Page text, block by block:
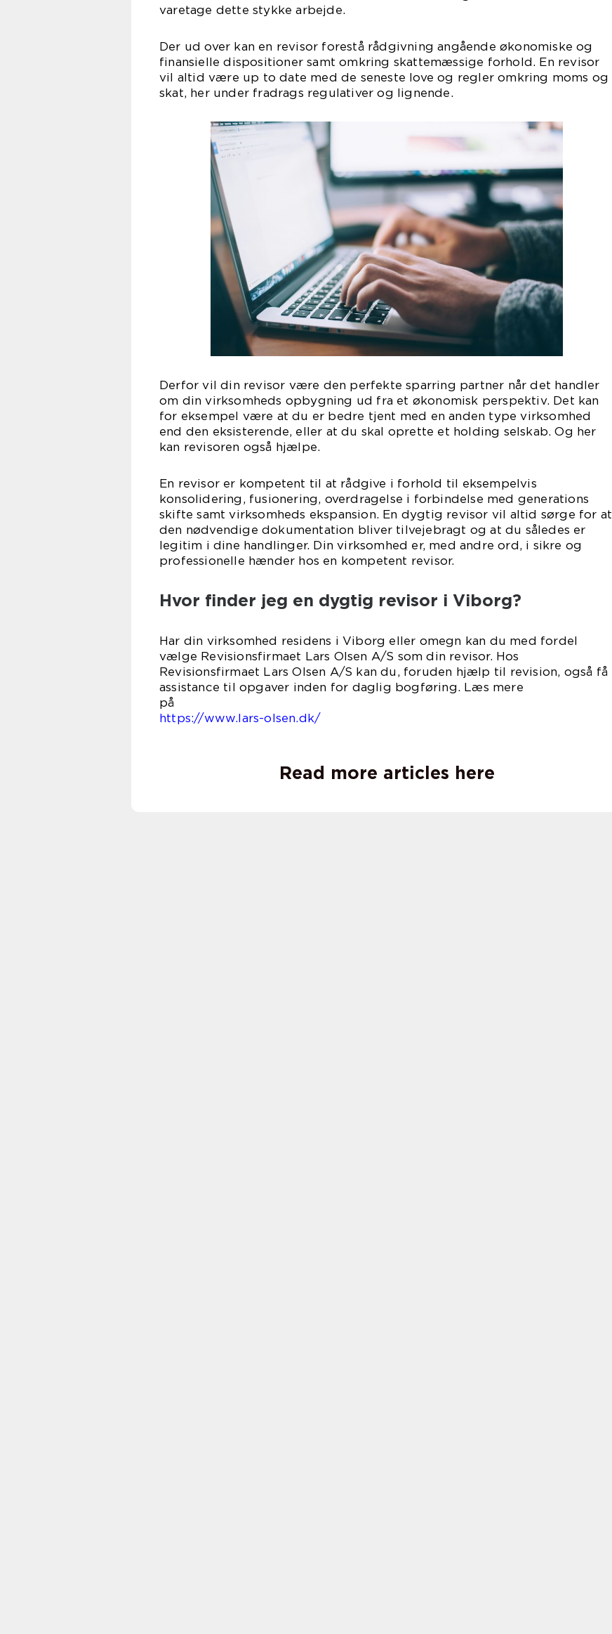
varetage dette stykke arbejde.
Der ud over kan en revisor forestå rådgivning angående økonomiske og
finansielle dispositioner samt omkring skattemæssige forhold. En revisor
vil altid være up to date med de seneste love og regler omkring moms og
skat, her under fradrags regulativer og lignende.
Derfor vil din revisor være den perfekte sparring partner når det handler
om din virksomheds opbygning ud fra et økonomisk perspektiv. Det kan
for eksempel være at du er bedre tjent med en anden type virksomhed
end den eksisterende, eller at du skal oprette et holding selskab. Og her
kan revisoren også hjælpe.
En revisor er kompetent til at rådgive i forhold til eksempelvis
konsolidering, fusionering, overdragelse i forbindelse med generations
skifte samt virksomheds ekspansion. En dygtig revisor vil altid sørge for at
den nødvendige dokumentation bliver tilvejebragt og at du således er
legitim i dine handlinger. Din virksomhed er, med andre ord, i sikre og
professionelle hænder hos en kompetent revisor.
Hvor finder jeg en dygtig revisor i Viborg?
Har din virksomhed residens i Viborg eller omegn kan du med fordel
vælge Revisionsfirmaet Lars Olsen A/S som din revisor. Hos
Revisionsfirmaet Lars Olsen A/S kan du, foruden hjælp til revision, også få
assistance til opgaver inden for daglig bogføring. Læs mere
på
https://www.lars-olsen.dk/
Read more articles here